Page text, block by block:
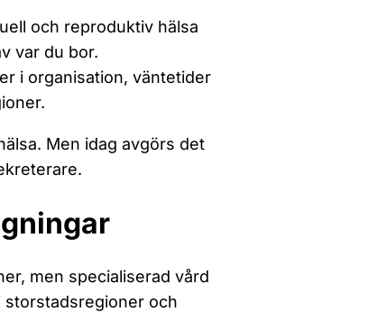
och reproduktiv hälsa
var du bor.
i organisation, väntetider
Men idag avgörs det
men specialiserad vård
storstadsregioner och